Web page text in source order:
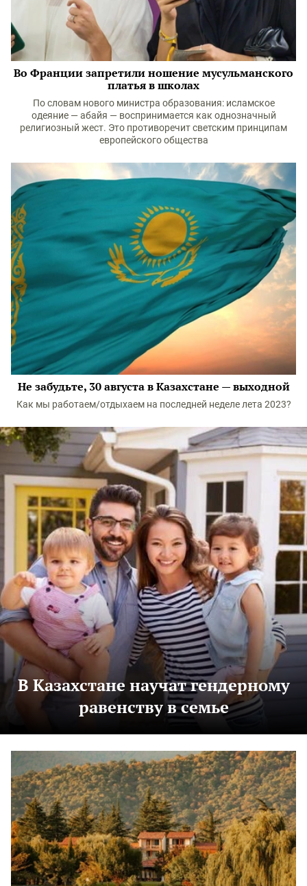
Во Франции запретили ношение мусульманского
платья в школах
По словам нового министра образования: исламское
одеяние — абайя — воспринимается как однозначный
религиозный жест. Это противоречит светским принципам
европейского общества
Не забудьте, 30 августа в Казахстане — выходной
Как мы работаем/отдыхаем на последней неделе лета 2023?
В Казахстане научат гендерному
равенству в семье